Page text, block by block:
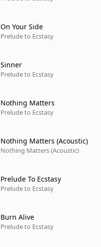
On Your Side
Prelude to Ecstasy
Sinner
Prelude to Ecstasy
Nothing Matters
Prelude to Ecstasy
Nothing Matters (Acoustic)
Nothing Matters (Acoustic)
Prelude To Ecstasy
Prelude to Ecstasy
Burn Alive
Prelude to Ecstasy